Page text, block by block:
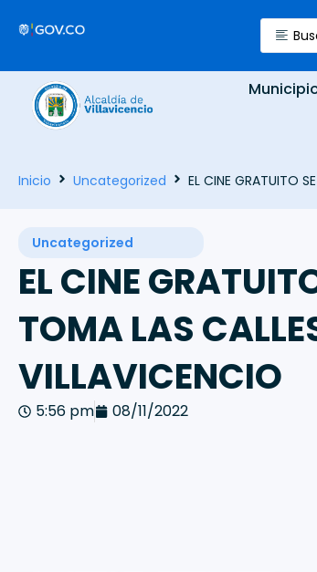
Inicio Uncategorized EL CINE GRATUITO
Uncategorized
EL CINE
TOMA LAS
VILLAVICENCIO
5:56 pm 08/11/2022